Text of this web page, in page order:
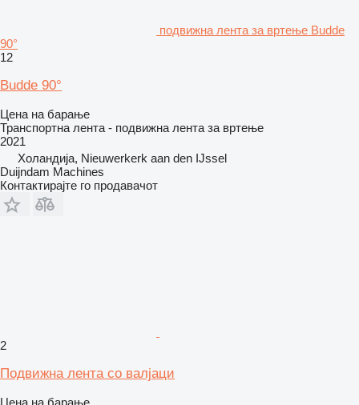
подвижна лента за вртење Budde
90°
12
Budde 90°
Цена на барање
Транспортна лента - подвижна лента за вртење
2021
Холандија, Nieuwerkerk aan den IJssel
Duijndam Machines
Контактирајте го продавачот
2
Подвижна лента со валјаци
Цена на барање